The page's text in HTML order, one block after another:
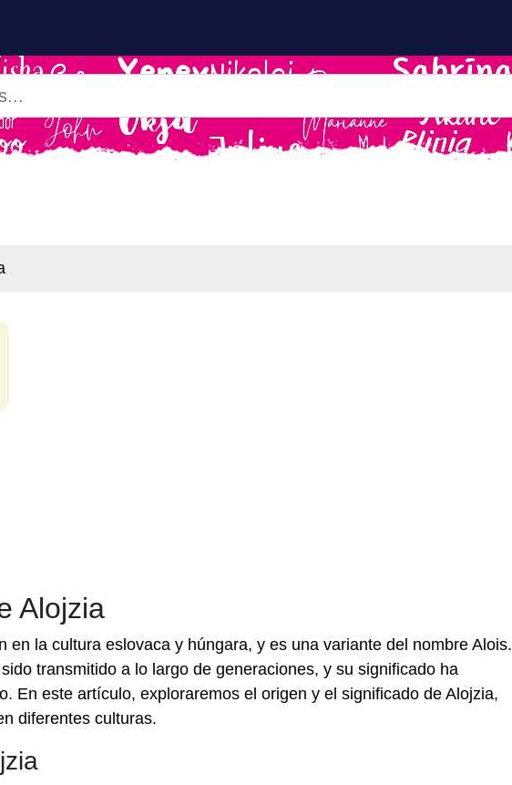
Alojzia
en la cultura eslovaca y húngara, y es una variante del nombre Alois.
transmitido a lo largo de generaciones, y su significado ha
En este artículo, exploraremos el origen y el significado de Alojzia,
diferentes culturas.